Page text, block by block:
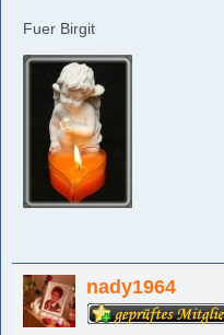
Fuer Birgit
nady1964